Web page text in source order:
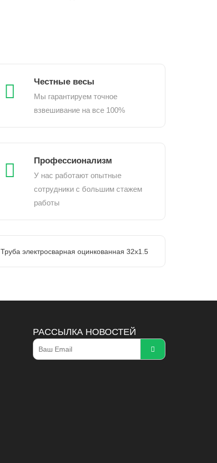
Честные весы
Мы гарантируем точное
взвешивание на все 100%
Профессионализм
У нас работают опытные
сотрудники с большим стажем
работы
Труба электросварная оцинкованная 32х1.5
РАССЫЛКА НОВОСТЕЙ